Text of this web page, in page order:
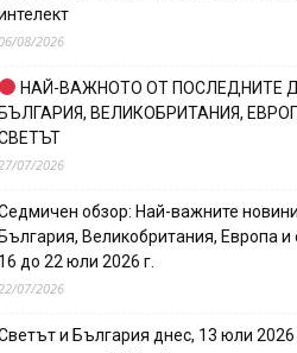
08/2026
НАЙ-ВАЖНОТО ОТ ПОСЛЕДНИТЕ
ВЕЛИКОБРИТАНИЯ,
07/2026
обзор: Най-важните
Великобритания, Европа и
до 22 юли 2026 г.
07/2026
и България днес, 13 юли 2026